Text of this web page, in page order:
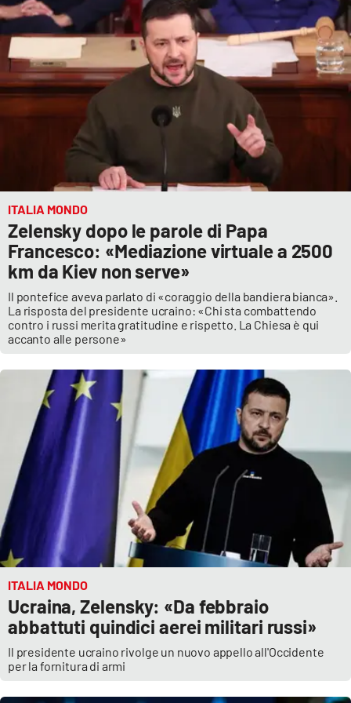
Parchi Marini Calabria
Leggendo Alvaro insieme
Imprese Di Calabria
Le perfidie di Antonella Grippo
Venti di comunicazione
STREAMING
LaC TV
LaC Network
LaC OnAir
EDIZIONI
LOCALI
Catanzaro
Crotone
Vibo Valentia
Reggio Calabria
Cosenza
Lamezia Terme
ITALIA MONDO
Zelensky dopo le parole di Papa
Francesco: «Mediazione virtuale a 2500
km da Kiev non serve»
Il pontefice aveva parlato di «coraggio della bandiera bianca».
La risposta del presidente ucraino: «Chi sta combattendo
contro i russi merita gratitudine e rispetto. La Chiesa è qui
accanto alle persone»
ITALIA MONDO
Ucraina, Zelensky: «Da febbraio
abbattuti quindici aerei militari russi»
Il presidente ucraino rivolge un nuovo appello all'Occidente
per la fornitura di armi